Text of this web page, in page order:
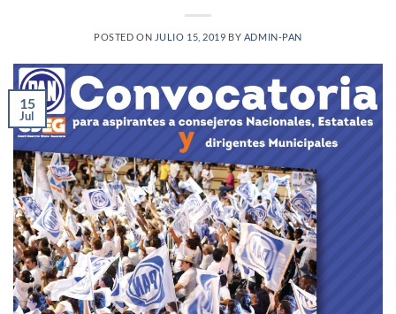
POSTED ON JULIO 15, 2019 BY ADMIN-PAN
15
Jul